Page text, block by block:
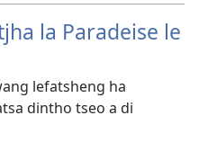
la Paradeise le
lefatsheng ha
dintho tseo a di